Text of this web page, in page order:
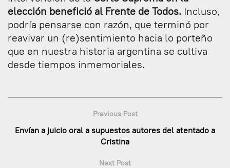
elección benefició al Frente de Todos. Incluso,
podría pensarse con razón, que terminó por
reavivar un (re)sentimiento hacia lo porteño
que en nuestra historia argentina se cultiva
desde tiempos inmemoriales.
Previous Post
Envían a juicio oral a supuestos autores del atentado a
Cristina
Next Post